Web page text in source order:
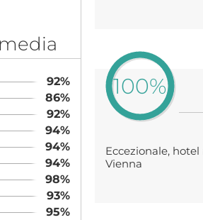
92%
86%
92%
94%
94%
94%
98%
93%
95%
100%
Eccezionale,
Vienna